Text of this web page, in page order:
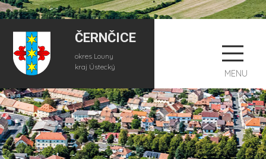
ČERNČICE
okres Louny
kraj Ústecký
MENU